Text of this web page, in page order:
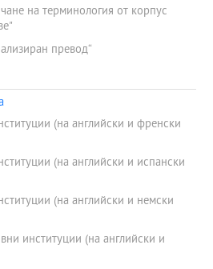
на терминология от корпус
превод“
(на английски и френски
(на английски и испански
(на английски и немски
институции (на английски и